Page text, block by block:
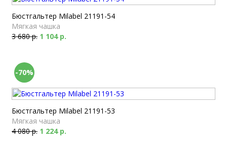
Бюстгальтер Milabel 21191-54
Мягкая чашка
3 680 р. 1 104 р.
-70%
Бюстгальтер Milabel 21191-53
Мягкая чашка
4 080 р. 1 224 р.